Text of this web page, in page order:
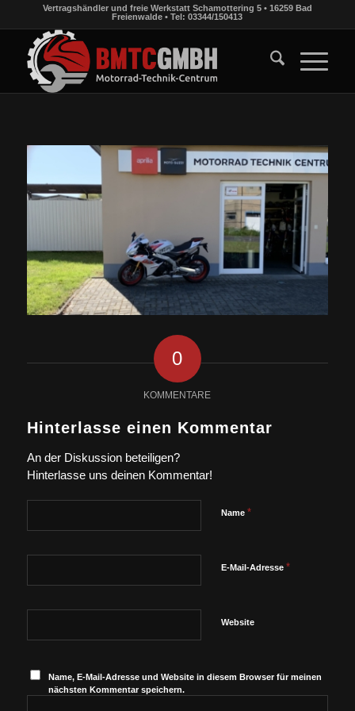
Vertragshändler und freie Werkstatt Schamottering 5 • 16259 Bad
Freienwalde • Tel: 03344/150413
0
KOMMENTARE
Hinterlasse einen Kommentar
An der Diskussion beteiligen?
Hinterlasse uns deinen Kommentar!
Name *
E-Mail-Adresse *
Website
Name, E-Mail-Adresse und Website in diesem Browser für meinen
nächsten Kommentar speichern.